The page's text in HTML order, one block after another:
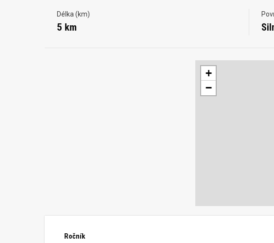
Délka (km)
5 km
+
−
Ročník